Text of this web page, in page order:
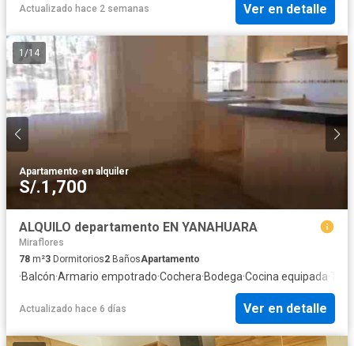
Actualizado hace 2 semanas Ver en detalle
1 /14
Apartamento·en alquiler
S/.1,700
ALQUILO departamento EN YANAHUARA
Miraflores
78 m²3 Dormitorios2 BañosApartamento
·Balcón·Armario empotrado·Cochera·Bodega·Cocina equipada·
Actualizado hace 6 días Ver en detalle